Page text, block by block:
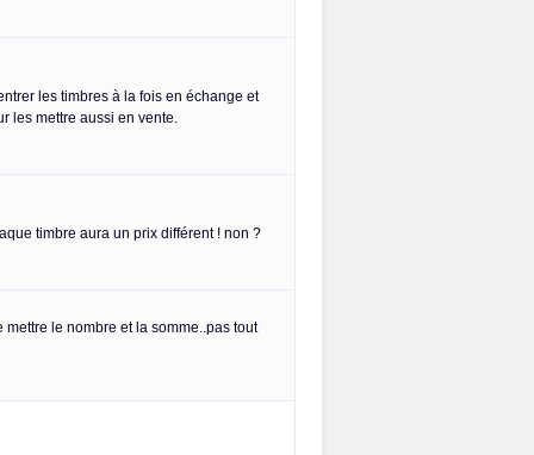
les timbres à la fois en échange et
les mettre aussi en vente.
timbre aura un prix différent ! non ?
le nombre et la somme..pas tout